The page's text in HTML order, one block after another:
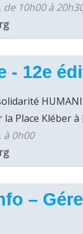
10h00 à
- 12e
Place Kléber à
à 0h00
–